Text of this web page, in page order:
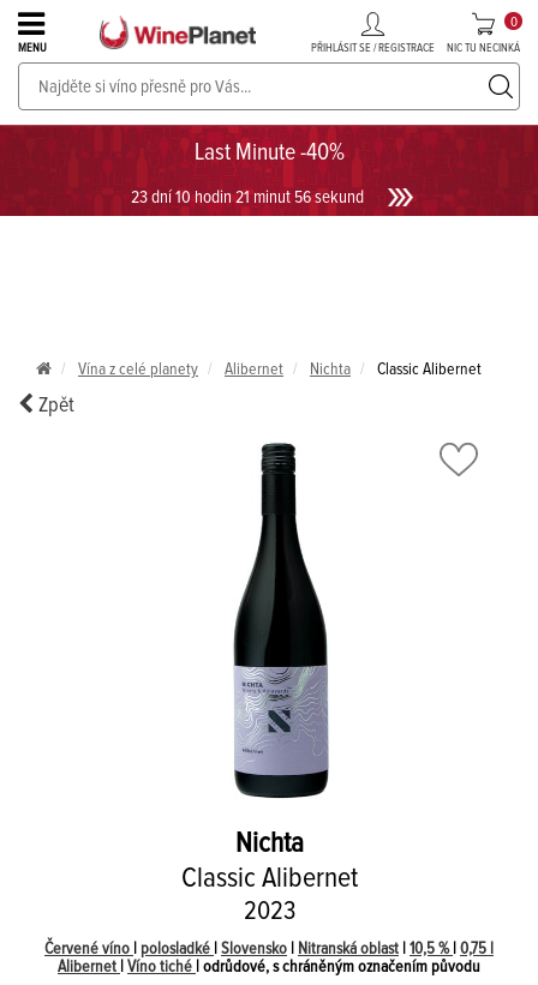
Last Minute -40%
23 dní 10 hodin 21 minut 55 sekund
MENU PŘIHLÁSIT SE / REGISTRACE NIC TU NECINKÁ
0
PROSECCO v akci až do -30%!UKÁZAT PROSECCO
Vína z celé planety Alibernet Nichta Classic Alibernet
Zpět
Nichta
Classic Alibernet
2023
Červené víno polosladké Slovensko Nitranská oblast 10,5 % 0,75 l
Alibernet
Víno tiché | odrůdové, s chráněným označením původu